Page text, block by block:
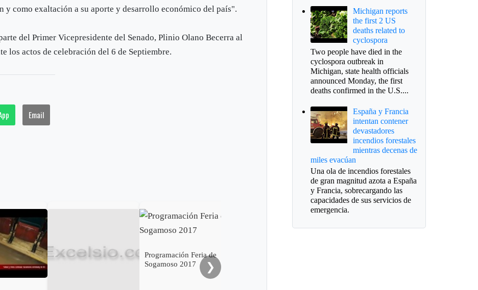
y como exaltación a su aporte y desarrollo económico del país".
del Primer Vicepresidente del Senado, Plinio Olano Becerra al
los actos de celebración del 6 de Septiembre.
Email
Programación Feria de
Sogamoso 2017
Gobernación define
❯
Michigan reports
the first 2 US
deaths related to
cyclospora
Two people have died in the
cyclospora outbreak in
Michigan, state health officials
announced Monday, the first
deaths confirmed in the U.S....
España y Francia
intentan contener
devastadores
incendios forestales
mientras decenas de
miles evacúan
Una ola de incendios forestales
de gran magnitud azota a España
y Francia, sobrecargando las
capacidades de sus servicios de
emergencia.